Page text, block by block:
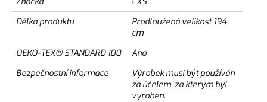
Délka produktu
Prodloužená velikost 194
cm
OEKO-TEX® STANDARD 100
Ano
Bezpečnostní informace
Výrobek musí být používán
za účelem, za kterým byl
vyroben.